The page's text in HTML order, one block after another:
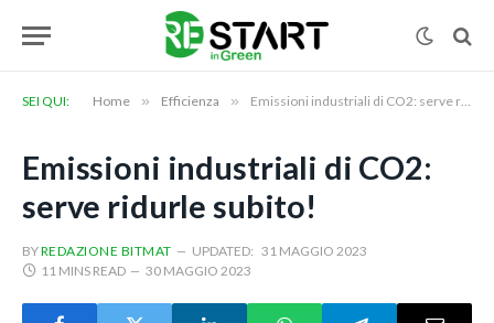
SEI QUI: Home » Efficienza » Emissioni industriali di CO2: serve ridurle subito!
Emissioni industriali di CO2:
serve ridurle subito!
BYREDAZIONE BITMAT UPDATED: 31 MAGGIO 2023
11 MINS READ
30 MAGGIO 2023